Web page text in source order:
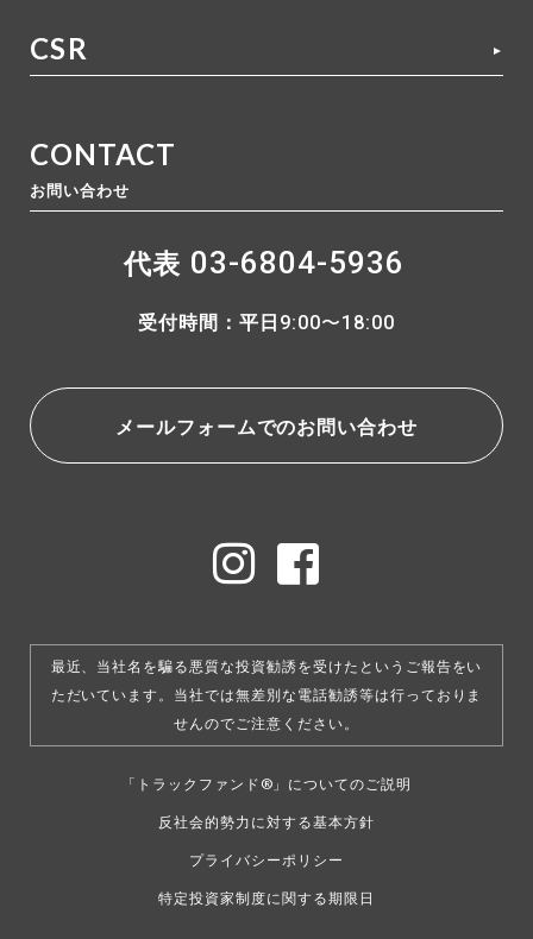
CSR
CONTACT
お問い合わせ
代表 03-6804-5936
受付時間：平日 9:00〜18:00
メールフォームでのお問い合わせ
最近、当社名を騙る悪質な投資勧誘を受けたというご報告をい
ただいています。 当社では無差別な電話勧誘等は行っておりま
せんのでご注意ください。
「トラックファンド®」についてのご説明
反社会的勢力に対する基本方針
プライバシーポリシー
特定投資家制度に関する期限日